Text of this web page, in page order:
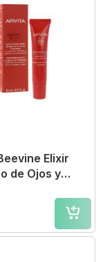
Elixir
de Ojos y